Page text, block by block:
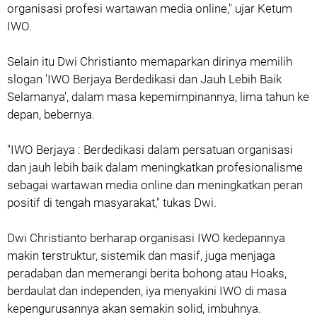
organisasi profesi wartawan media online," ujar Ketum
IWO.
Selain itu Dwi Christianto memaparkan dirinya memilih
slogan 'IWO Berjaya Berdedikasi dan Jauh Lebih Baik
Selamanya', dalam masa kepemimpinannya, lima tahun ke
depan, bebernya.
"IWO Berjaya : Berdedikasi dalam persatuan organisasi
dan jauh lebih baik dalam meningkatkan profesionalisme
sebagai wartawan media online dan meningkatkan peran
positif di tengah masyarakat," tukas Dwi.
Dwi Christianto berharap organisasi IWO kedepannya
makin terstruktur, sistemik dan masif, juga menjaga
peradaban dan memerangi berita bohong atau Hoaks,
berdaulat dan independen, iya menyakini IWO di masa
kepengurusannya akan semakin solid, imbuhnya.